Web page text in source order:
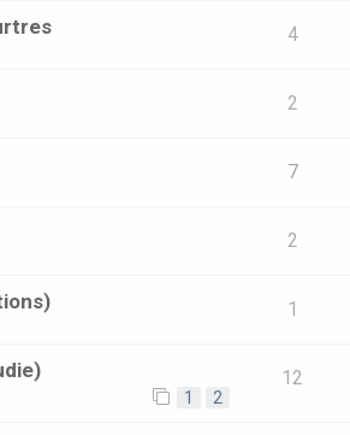
4
2
7
2
1
1 2
12